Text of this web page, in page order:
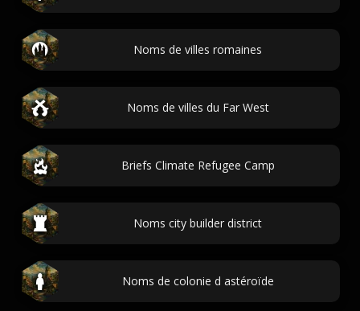
Noms de villes romaines
Noms de villes du Far West
Briefs Climate Refugee Camp
Noms city builder district
Noms de colonie d astéroïde